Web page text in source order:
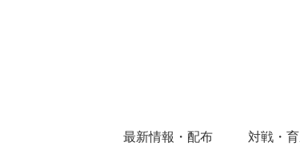
最新情報・配布 対戦・